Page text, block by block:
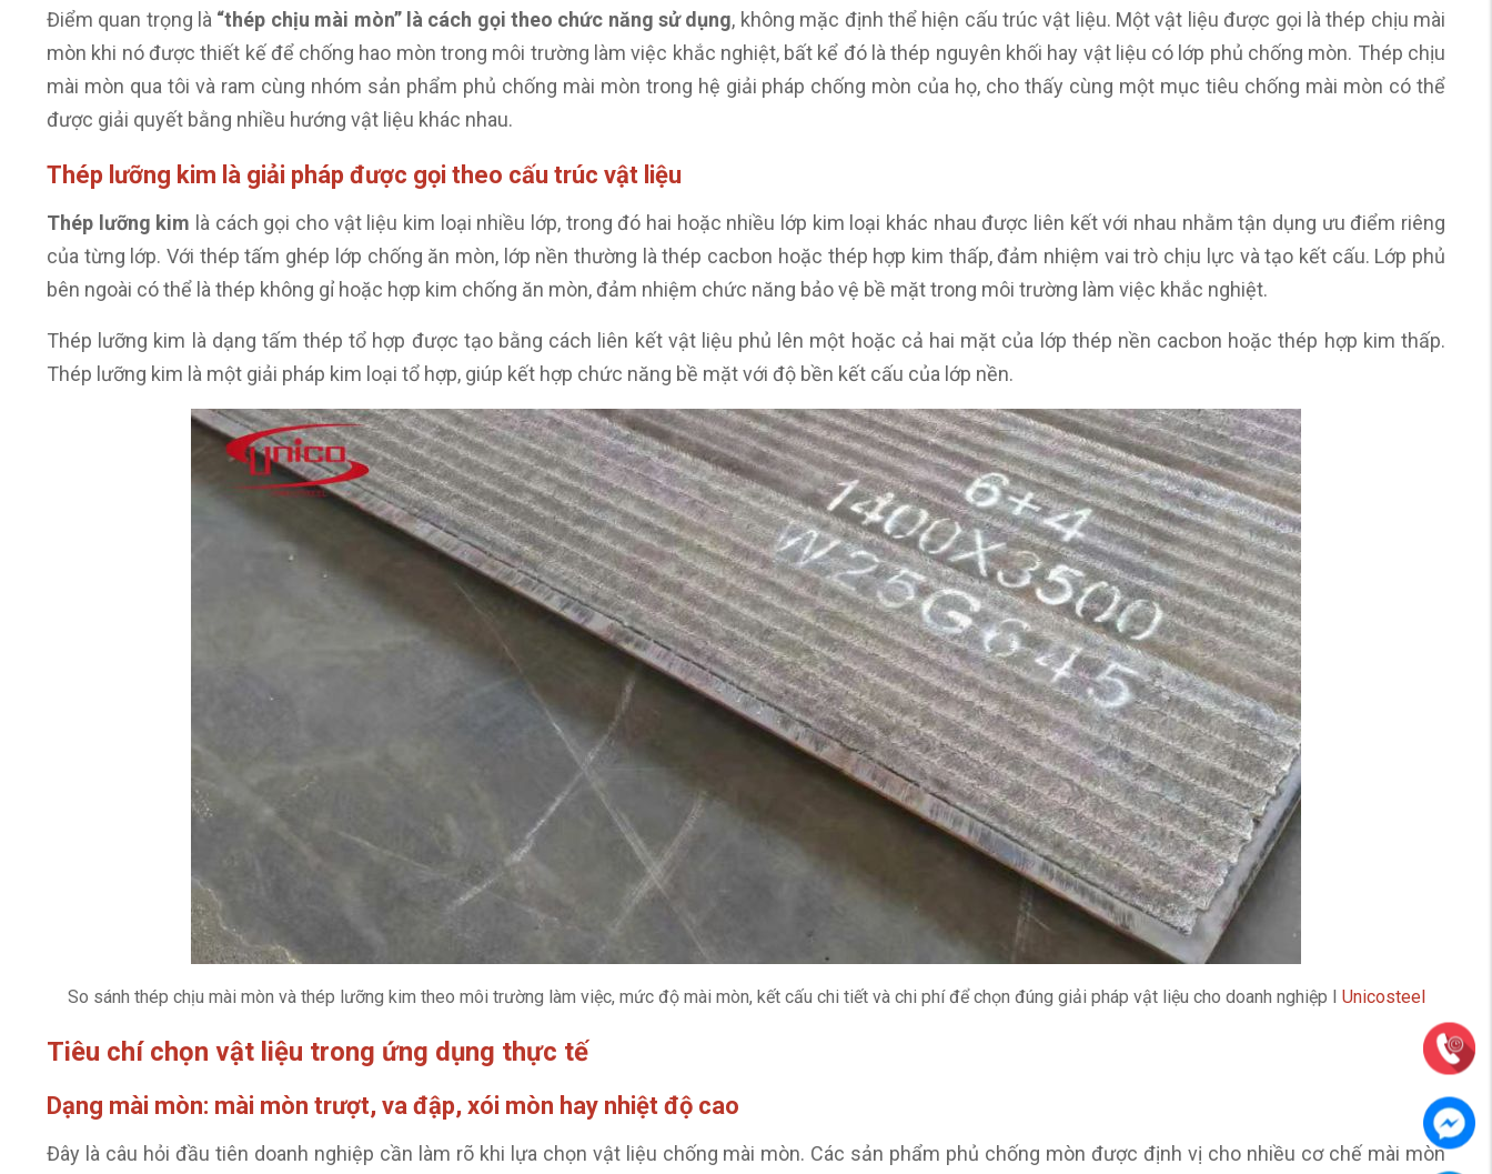
Điểm quan trọng là “thép chịu mài mòn” là cách gọi theo chức năng sử dụng, không mặc định thể hiện cấu trúc vật liệu. Một vật liệu được gọi là thép chịu mài
mòn khi nó được thiết kế để chống hao mòn trong môi trường làm việc khắc nghiệt, bất kể đó là thép nguyên khối hay vật liệu có lớp phủ chống mòn. Thép chịu
mài mòn qua tôi và ram cùng nhóm sản phẩm phủ chống mài mòn trong hệ giải pháp chống mòn của họ, cho thấy cùng một mục tiêu chống mài mòn có thể
được giải quyết bằng nhiều hướng vật liệu khác nhau.
Thép lưỡng kim là giải pháp được gọi theo cấu trúc vật liệu
Thép lưỡng kim là cách gọi cho vật liệu kim loại nhiều lớp, trong đó hai hoặc nhiều lớp kim loại khác nhau được liên kết với nhau nhằm tận dụng ưu điểm riêng
của từng lớp. Với thép tấm ghép lớp chống ăn mòn, lớp nền thường là thép cacbon hoặc thép hợp kim thấp, đảm nhiệm vai trò chịu lực và tạo kết cấu. Lớp phủ
bên ngoài có thể là thép không gỉ hoặc hợp kim chống ăn mòn, đảm nhiệm chức năng bảo vệ bề mặt trong môi trường làm việc khắc nghiệt.
Thép lưỡng kim là dạng tấm thép tổ hợp được tạo bằng cách liên kết vật liệu phủ lên một hoặc cả hai mặt của lớp thép nền cacbon hoặc thép hợp kim thấp.
Thép lưỡng kim là một giải pháp kim loại tổ hợp, giúp kết hợp chức năng bề mặt với độ bền kết cấu của lớp nền.
So sánh thép chịu mài mòn và thép lưỡng kim theo môi trường làm việc, mức độ mài mòn, kết cấu chi tiết và chi phí để chọn đúng giải pháp vật liệu cho doanh nghiệp I Unicosteel
Tiêu chí chọn vật liệu trong ứng dụng thực tế
Dạng mài mòn: mài mòn trượt, va đập, xói mòn hay nhiệt độ cao
Đây là câu hỏi đầu tiên doanh nghiệp cần làm rõ khi lựa chọn vật liệu chống mài mòn. Các sản phẩm phủ chống mòn được định vị cho nhiều cơ chế mài mòn